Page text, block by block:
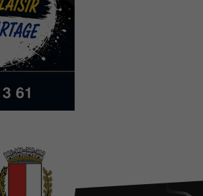
sont utiles au
bon